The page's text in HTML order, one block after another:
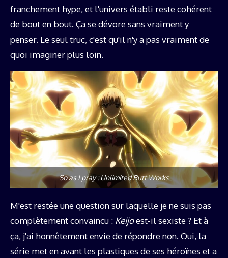
franchement hype, et l'univers établi reste cohérent
de bout en bout. Ça se dévore sans vraiment y
penser. Le seul truc, c'est qu'il n'y a pas vraiment de
quoi imaginer plus loin.
So as I pray : Unlimited Butt Works
M'est restée une question sur laquelle je ne suis pas
complètement convaincu : Keijoest-il sexiste ? Et à
ça, j'ai honnêtement envie de répondre non. Oui, la
série met en avant les plastiques de ses héroïnes et a